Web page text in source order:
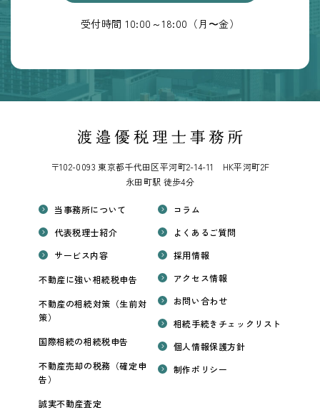
受付時間 10:00～18:00（月〜金）
〒102-0093 東京都千代田区平河町2-14-11 HK平河町2F
永田町駅 徒歩4分
当事務所について
代表税理士紹介
サービス内容
不動産に強い相続税申告
不動産の相続対策（生前対
策）
国際相続の相続税申告
不動産売却の税務（確定申
告）
誠実不動産査定
コラム
よくあるご質問
採用情報
アクセス情報
お問い合わせ
相続手続きチェックリスト
個人情報保護方針
制作ポリシー